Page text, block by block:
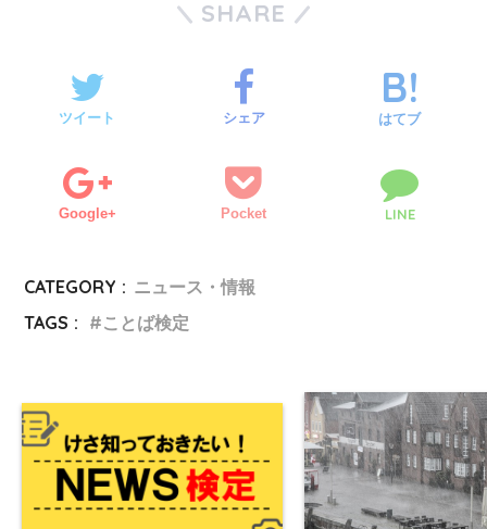
SHARE
ツイート シェア はてブ
Google+ Pocket LINE
CATEGORY : ニュース・情報
TAGS :
ことば検定